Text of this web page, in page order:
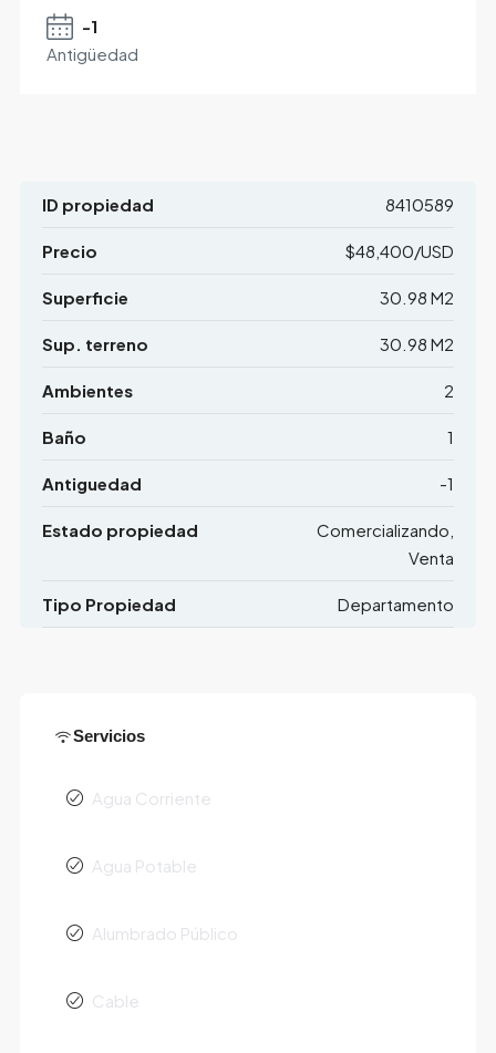
-1
Antigüedad
ID propiedad 8410589
Precio $48,400/USD
Superficie 30.98 M2
Sup. terreno 30.98 M2
Ambientes 2
Baño 1
Antiguedad -1
Estado propiedad
Comercializando,
Venta
Tipo Propiedad Departamento
Servicios
Agua Corriente
Agua Potable
Alumbrado Público
Cable